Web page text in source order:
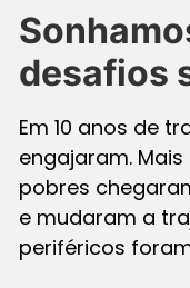
desafios
Em 10 anos de
engajaram.
pobres
e mudaram a
periféricos